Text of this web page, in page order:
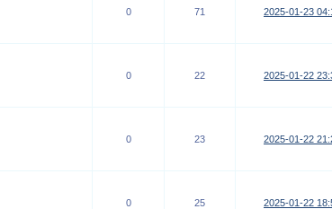
0
71 2025-01-23
0
22 2025-01-22
0
23 2025-01-22
0
25 2025-01-22